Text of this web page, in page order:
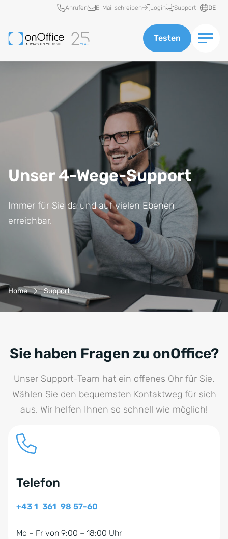
Schnellzugriff
Anrufen E-Mail schreiben Login Support DE
Testen
Unser 4-Wege-Support
Immer für Sie da und auf vielen Ebenen
erreichbar.
Breadcrumb-Navigation
Home Support
Sie haben Fragen zu onOffice?
Unser Support-Team hat ein offenes Ohr für Sie.
Wählen Sie den bequemsten Kontaktweg für sich
aus. Wir helfen Ihnen so schnell wie möglich!
Telefon
+43 1 361 98 57-60
Mo – Fr von 9:00 – 18:00 Uhr